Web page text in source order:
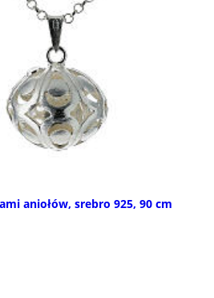
aniołów, srebro 925, 90 cm